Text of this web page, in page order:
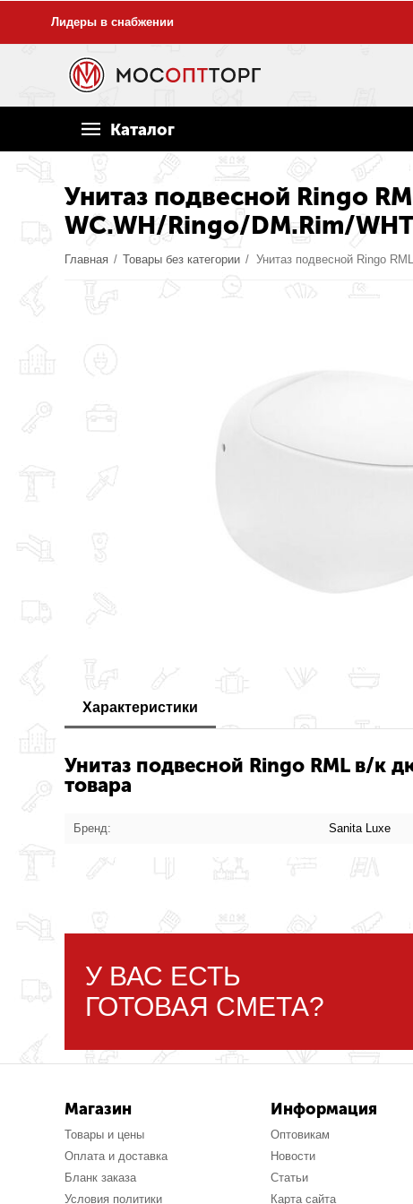
Лидеры в снабжении
Каталог
Унитаз подвесной Ringo
WC.WH/Ringo/DM.Rim/
Главная / Товары без категории / Унитаз подвесной Ringo
Характеристики
Унитаз подвесной Ringo RML в/к
товара
Бренд: Sanita Luxe
У ВАС ЕСТЬ
ГОТОВАЯ СМЕТА?
Магазин
Товары и цены
Оплата и доставка
Бланк заказа
Условия политики
Информация
Оптовикам
Новости
Статьи
Карта сайта